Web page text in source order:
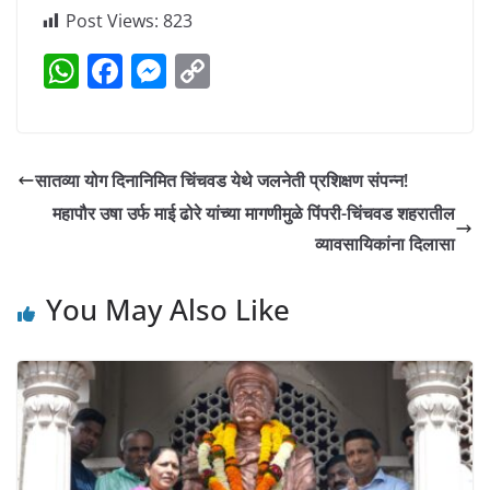
Post Views: 823
W
s
A
F
e
b
k
M
e
n
y
Li
सातव्या योग दिनानिमित चिंचवड येथे जलनेती प्रशिक्षण संपन्न!
महापौर उषा उर्फ माई ढोरे यांच्या मागणीमुळे पिंपरी-चिंचवड शहरातील
व्यावसायिकांना दिलासा
You May Also Like